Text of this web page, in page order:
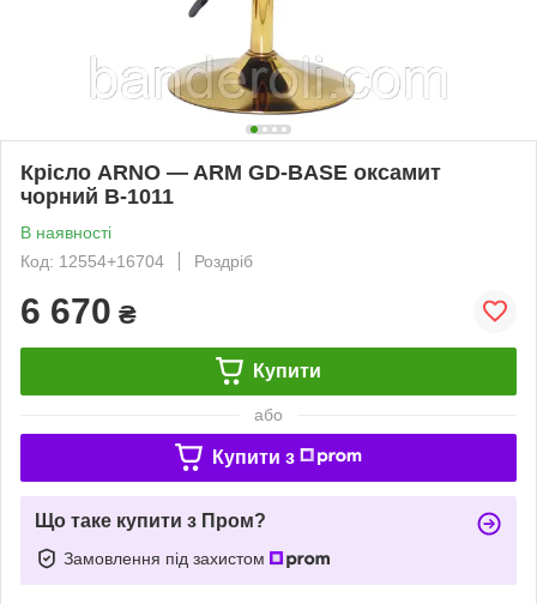
Крісло ARNO — ARM GD-BASE оксамит
чорний В-1011
В наявності
Код: 12554+16704
Роздріб
6 670 ₴
Купити
або
Купити з
Що таке купити з Пром?
Замовлення під захистом